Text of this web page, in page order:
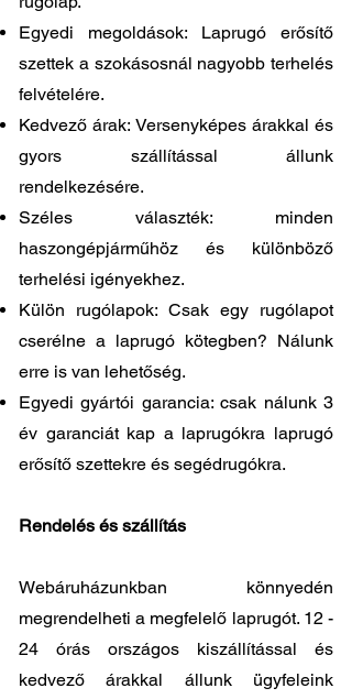
Egyedi megoldások: Laprugó erősítő
szettek a szokásosnál nagyobb terhelés
felvételére.
Kedvező árak: Versenyképes árakkal és
gyors szállítással állunk
rendelkezésére.
Széles választék: minden
haszongépjárműhöz és különböző
terhelési igényekhez.
Külön rugólapok: Csak egy rugólapot
cserélne a laprugó kötegben? Nálunk
erre is van lehetőség.
Egyedi gyártói garancia: csak nálunk 3
év garanciát kap a laprugókra laprugó
erősítő szettekre és segédrugókra.
Rendelés és szállítás
Webáruházunkban könnyedén
megrendelheti a megfelelő laprugót. 12 -
24 órás országos kiszállítással és
kedvező árakkal állunk ügyfeleink